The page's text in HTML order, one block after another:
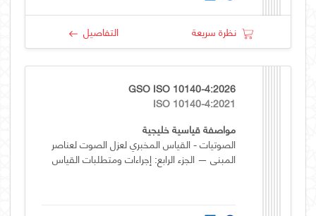
نظرة سريعة التفاصيل
GSO ISO 10140-4:2026
ISO 10140-4:2021
مواصفة قياسية خليجية
الصوتيات - القياس المخبري لعزل الصوت لعناصر
المبنى — الجزء الرابع: إجراءات ومتطلبات القياس